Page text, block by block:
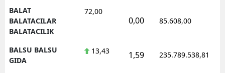
BALAT
BALATACILAR
BALATACILIK
72,00
0,00 85.608,00
BALSU BALSU
GIDA
13,43 1,59 235.789.538,81